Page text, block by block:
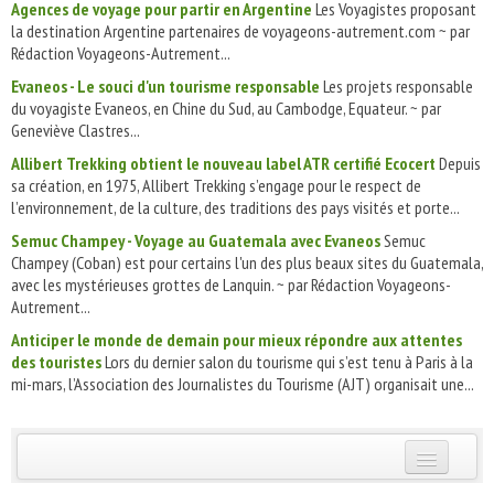
Agences de voyage pour partir en Argentine Les Voyagistes proposant
la destination Argentine partenaires de voyageons-autrement.com ~ par
Rédaction Voyageons-Autrement...
Evaneos - Le souci d'un tourisme responsable Les projets responsable
du voyagiste Evaneos, en Chine du Sud, au Cambodge, Equateur. ~ par
Geneviève Clastres...
Allibert Trekking obtient le nouveau label ATR certifié Ecocert Depuis
sa création, en 1975, Allibert Trekking s’engage pour le respect de
l’environnement, de la culture, des traditions des pays visités et porte...
Semuc Champey - Voyage au Guatemala avec EvaneosSemuc
Champey (Coban) est pour certains l'un des plus beaux sites du Guatemala,
avec les mystérieuses grottes de Lanquin. ~ par Rédaction Voyageons-
Autrement...
Anticiper le monde de demain pour mieux répondre aux attentes
des touristesLors du dernier salon du tourisme qui s’est tenu à Paris à la
mi-mars, l’Association des Journalistes du Tourisme (AJT) organisait une...